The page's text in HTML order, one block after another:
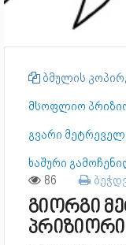
ბმულის
მსოფლიო
გვარი
ხაშური
86
გიორგი
პრიზიორი